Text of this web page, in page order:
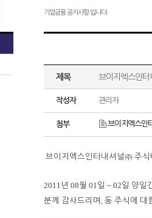
기업금융 공지사항 입니다.
제목 브이지엑스인터
작성자 관리자
첨부 브이지엑스인
브이지엑스인터내셔널㈜ 주식
2011 년 08월 01일 ~ 02일 양일
분께
감사드리며 , 동 주식에 대